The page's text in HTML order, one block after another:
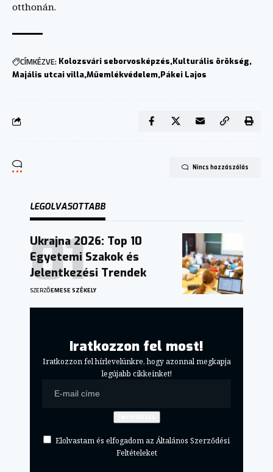
otthonán.
CÍMKÉZVE: Kolozsvári seborvosképzés Kulturális örökség
Majális utcai villa Műemlékvédelem Pákei Lajos
Nincs hozzászólás
LEGOLVASOTTABB
Ukrajna 2026: Top 10
Egyetemi Szakok és
Jelentkezési Trendek
SZERZŐEMESE SZÉKELY
Iratkozzon fel most!
Iratkozzon fel hírlevelünkre, hogy azonnal megkapja
legújabb cikkeinket!
Elolvastam és elfogadom az Általános Szerződési
Feltételeket